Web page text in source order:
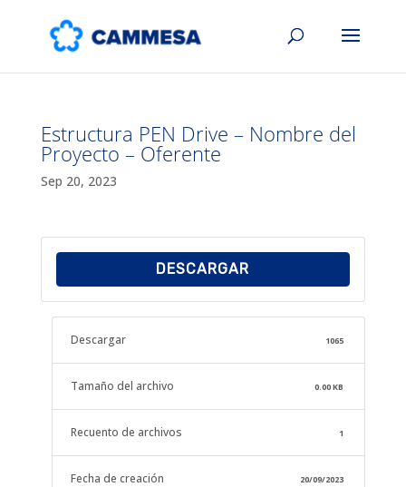
Estructura PEN Drive – Nombre del
Proyecto – Oferente
Sep 20, 2023
DESCARGAR
Descargar 1065
Tamaño del archivo 0.00 KB
Recuento de archivos 1
Fecha de creación 20/09/2023